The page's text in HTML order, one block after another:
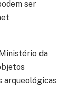
ser
da
arqueológicas